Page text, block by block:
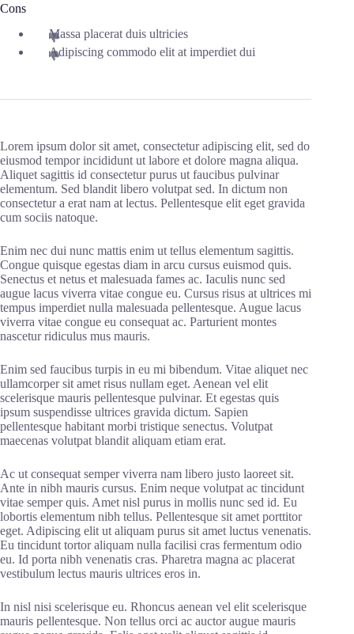
Cons
Massa placerat duis ultricies
Adipiscing commodo elit at imperdiet dui
Lorem ipsum dolor sit amet, consectetur adipiscing elit, sed do
eiusmod tempor incididunt ut labore et dolore magna aliqua.
Aliquet sagittis id consectetur purus ut faucibus pulvinar
elementum. Sed blandit libero volutpat sed. In dictum non
consectetur a erat nam at lectus. Pellentesque elit eget gravida
cum sociis natoque.
Enim nec dui nunc mattis enim ut tellus elementum sagittis.
Congue quisque egestas diam in arcu cursus euismod quis.
Senectus et netus et malesuada fames ac. Iaculis nunc sed
augue lacus viverra vitae congue eu. Cursus risus at ultrices mi
tempus imperdiet nulla malesuada pellentesque. Augue lacus
viverra vitae congue eu consequat ac. Parturient montes
nascetur ridiculus mus mauris.
Enim sed faucibus turpis in eu mi bibendum. Vitae aliquet nec
ullamcorper sit amet risus nullam eget. Aenean vel elit
scelerisque mauris pellentesque pulvinar. Et egestas quis
ipsum suspendisse ultrices gravida dictum. Sapien
pellentesque habitant morbi tristique senectus. Volutpat
maecenas volutpat blandit aliquam etiam erat.
Ac ut consequat semper viverra nam libero justo laoreet sit.
Ante in nibh mauris cursus. Enim neque volutpat ac tincidunt
vitae semper quis. Amet nisl purus in mollis nunc sed id. Eu
lobortis elementum nibh tellus. Pellentesque sit amet porttitor
eget. Adipiscing elit ut aliquam purus sit amet luctus venenatis.
Eu tincidunt tortor aliquam nulla facilisi cras fermentum odio
eu. Id porta nibh venenatis cras. Pharetra magna ac placerat
vestibulum lectus mauris ultrices eros in.
In nisl nisi scelerisque eu. Rhoncus aenean vel elit scelerisque
mauris pellentesque. Non tellus orci ac auctor augue mauris